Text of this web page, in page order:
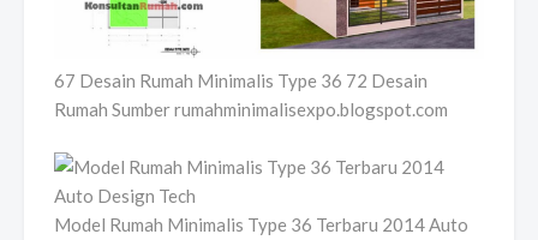
67 Desain Rumah Minimalis Type 36 72 Desain
Rumah Sumber rumahminimalisexpo.blogspot.com
Model Rumah Minimalis Type 36 Terbaru 2014 Auto